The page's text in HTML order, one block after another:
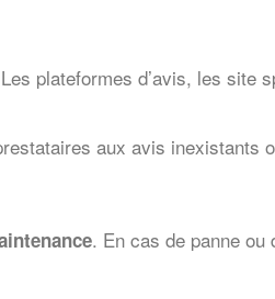
plateformes d’avis, les site
aux avis inexistants
. En cas de panne ou